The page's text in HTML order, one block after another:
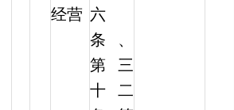
经营 六
条、
第三
十二